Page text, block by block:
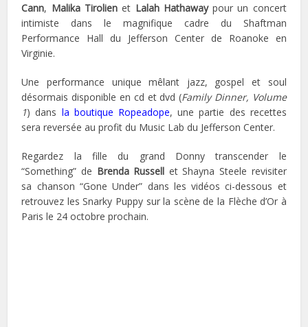
Cann, Malika Tirolienet Lalah Hathawaypour un concert
intimiste dans le magnifique cadre du Shaftman
Performance Hall du Jefferson Center de Roanoke en
Virginie.
Une performance unique mêlant jazz, gospel et soul
désormais disponible en cd et dvd (Family Dinner, Volume
1) dans la boutique Ropeadope, une partie des recettes
sera reversée au profit du Music Lab du Jefferson Center.
Regardez la fille du grand Donny transcender le
“Something” de Brenda Russell et Shayna Steele revisiter
sa chanson “Gone Under” dans les vidéos ci-dessous et
retrouvez les Snarky Puppy sur la scène de la Flèche d’Or à
Paris le 24 octobre prochain.